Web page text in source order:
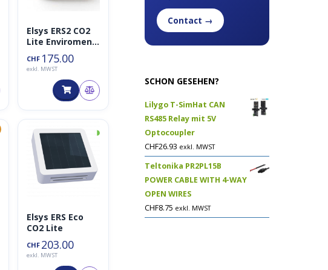
Contact →
SCHON GESEHEN?
Lilygo T-SimHat CAN
RS485 Relay mit 5V
Optocoupler
CHF26.93 exkl. MWST
Teltonika PR2PL15B
POWER CABLE WITH 4-WAY
OPEN WIRES
CHF8.75 exkl. MWST
Elsys ERS2 CO2
Lite Enviroment
Umwelt
LoRaWAN
Sensor 868MHz
CHF 175.00
exkl. MWST
◑
Elsys ERS Eco
CO2 Lite
CHF 203.00
exkl. MWST